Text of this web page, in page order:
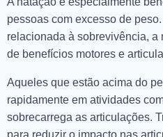
pessoas com excesso de
relacionada à sobrevivência, a
de benefícios motores e
Aqueles que estão acima do
rapidamente em atividades
sobrecarrega as articulações.